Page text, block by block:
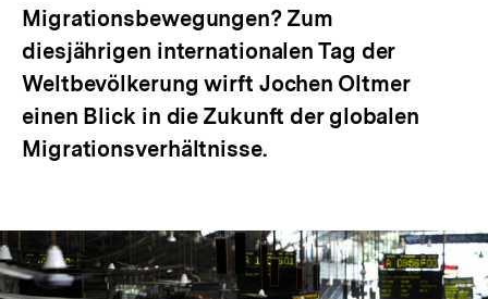
Migrationsbewegungen? Zum
diesjährigen internationalen Tag der
Weltbevölkerung wirft Jochen Oltmer
einen Blick in die Zukunft der globalen
Migrationsverhältnisse.